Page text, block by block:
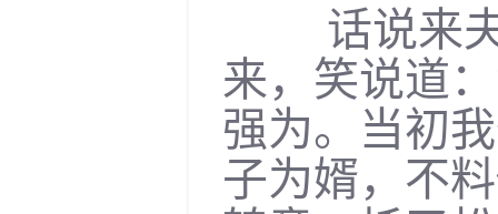
话说来夫
来，笑说道
强为。当初
子为婿，不